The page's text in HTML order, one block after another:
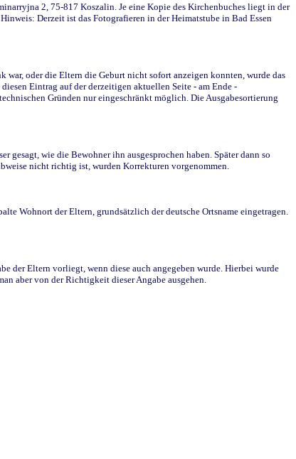
2, 75-817 Koszalin. Je eine Kopie des Kirchenbuches liegt in der
Derzeit ist das Fotografieren in der Heimatstube in Bad Essen
oder die Eltern die Geburt nicht sofort anzeigen konnten, wurde das
Eintrag auf der derzeitigen aktuellen Seite - am Ende -
Gründen nur eingeschränkt möglich. Die Ausgabesortierung
gesagt, wie die Bewohner ihn ausgesprochen haben. Später dann so
nicht richtig ist, wurden Korrekturen vorgenommen.
Wohnort der Eltern, grundsätzlich der deutsche Ortsname eingetragen.
der Eltern vorliegt, wenn diese auch angegeben wurde. Hierbei wurde
aber von der Richtigkeit dieser Angabe ausgehen.